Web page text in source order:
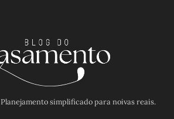
Planejamento simplificado para noivas reais.